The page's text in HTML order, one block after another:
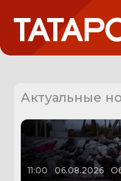
Актуальные
11:00 06.08.2026